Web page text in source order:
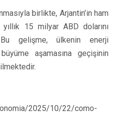
birlikte, Arjantin’in ham
15 milyar ABD dolarını
Bu gelişme, ülkenin enerji
aşamasına geçişinin
2025/10/22/como-